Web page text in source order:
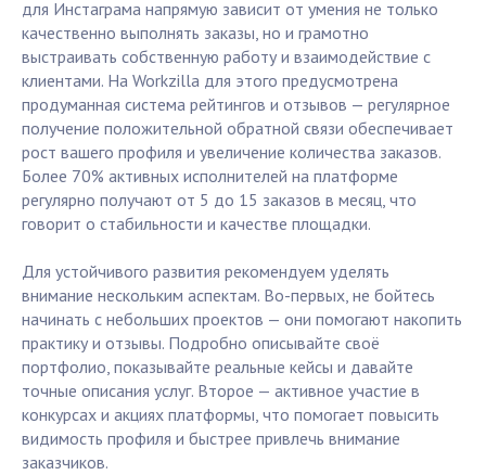
для Инстаграма напрямую зависит от умения не только
качественно выполнять заказы, но и грамотно
выстраивать собственную работу и взаимодействие с
клиентами. На Workzilla для этого предусмотрена
продуманная система рейтингов и отзывов — регулярное
получение положительной обратной связи обеспечивает
рост вашего профиля и увеличение количества заказов.
Более 70% активных исполнителей на платформе
регулярно получают от 5 до 15 заказов в месяц, что
говорит о стабильности и качестве площадки.
Для устойчивого развития рекомендуем уделять
внимание нескольким аспектам. Во-первых, не бойтесь
начинать с небольших проектов — они помогают накопить
практику и отзывы. Подробно описывайте своё
портфолио, показывайте реальные кейсы и давайте
точные описания услуг. Второе — активное участие в
конкурсах и акциях платформы, что помогает повысить
видимость профиля и быстрее привлечь внимание
заказчиков.